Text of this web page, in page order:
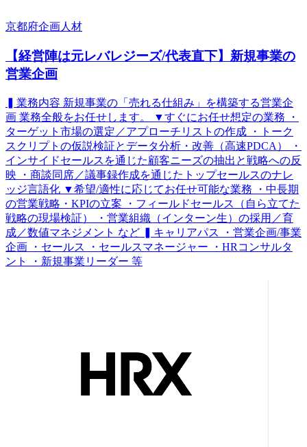
京都府企画人材
【経営陣は元レバレジーズ/代表直下】新規事業の
営業企画
▍業務内容 新規事業の「売れる仕組み」を構築する営業企
画 業務全般をお任せします。 ▼すぐにお任せ想定の業務 ・
ターゲット市場の選定／アプローチリストの作成 ・トーク
スクリプトの仮説検証とデータ分析・改善（高速PDCA） ・
インサイドセールスを通じた顧客ニーズの抽出と戦略への反
映 ・商談同席／議事録作成を通じたトップセールスのナレ
ッジ言語化 ▼希望/適性に応じてお任せ可能な業務 ・中長期
の営業戦略・KPIの立案 ・フィールドセールス（自ら立てた
戦略の現場検証） ・営業組織（インターン生）の採用／育
成／数値マネジメント など ▍キャリアパス ・営業企画/事業
企画 ・セールス ・セールスマネージャー ・HRコンサルタ
ント ・新規事業リーダー 等